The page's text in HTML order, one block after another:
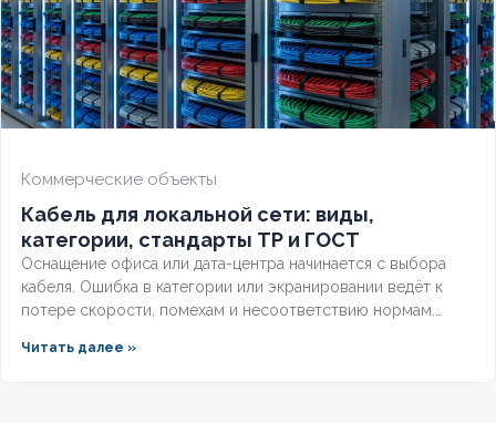
Коммерческие объекты
Кабель для локальной сети: виды,
категории, стандарты ТР и ГОСТ
Оснащение офиса или дата-центра начинается с выбора
кабеля. Ошибка в категории или экранировании ведёт к
потере скорости, помехам и несоответствию нормам.
какие категории поддерживает гигабит и 10G, и как
Читать далее »